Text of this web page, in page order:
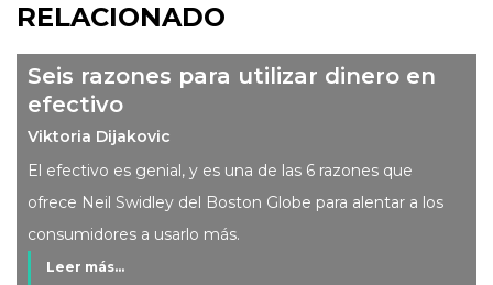
RELACIONADO
Seis razones para utilizar dinero en
efectivo
Viktoria Dijakovic
El efectivo es genial, y es una de las 6 razones que
ofrece Neil Swidley del Boston Globe para alentar a los
consumidores a usarlo más.
Leer más...